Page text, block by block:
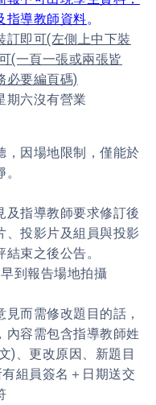
指導教師資料。
訂即可(左側上中下裝
(一頁一張或兩張皆
必要編頁碼)
期六沒有營業
，因場地限制，僅能於
及指導教師要求修訂後
、投影片及組員與投影
束之後公告。
到報告場地拍攝
而需修改題目的話，
內容需包含指導教師姓
)、更改原因、新題目
組員簽名＋日期送交